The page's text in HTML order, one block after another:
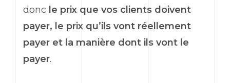
donc le prix que vos clients doivent
payer, le prix qu’ils vont réellement
payer et la manière dont ils vont le
payer.